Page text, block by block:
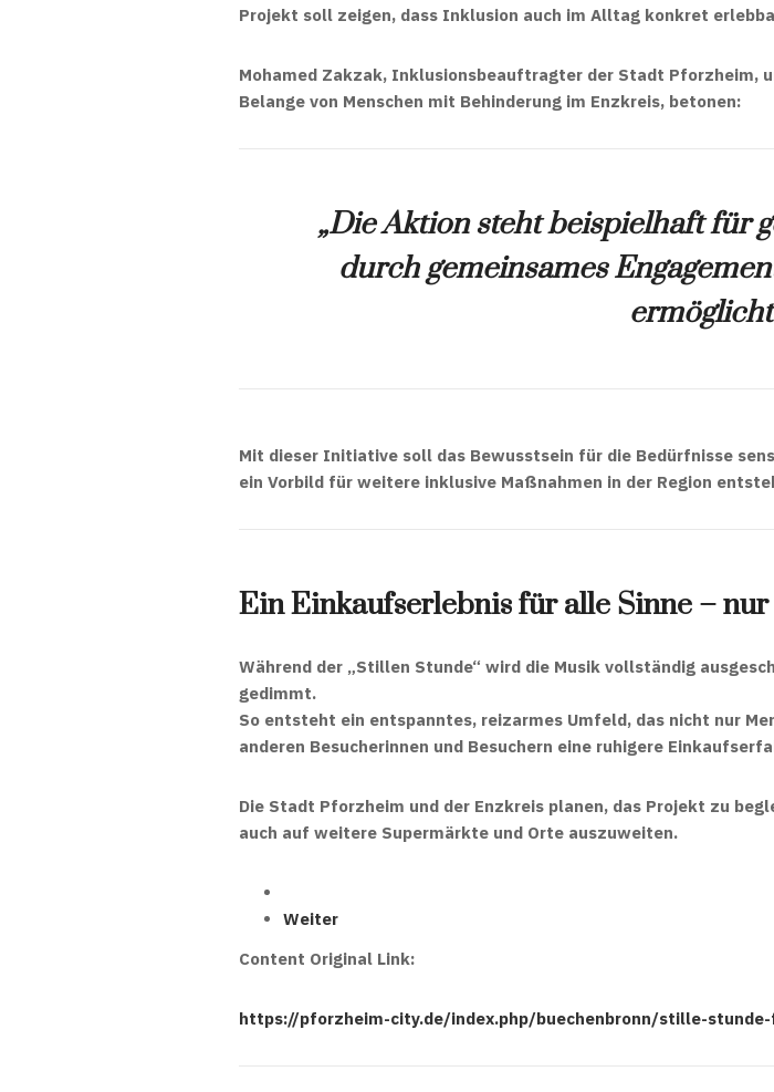
Projekt soll zeigen, dass Inklusion auch im Alltag konkret
Mohamed Zakzak, Inklusionsbeauftragter der Stadt Pforzheim,
Belange von Menschen mit Behinderung im Enzkreis, betonen:
„Die Aktion steht beispielhaft für
durch gemeinsames
Mit dieser Initiative soll das Bewusstsein für die Bedürfnisse
ein Vorbild für weitere inklusive Maßnahmen in der Region
Ein Einkaufserlebnis für alle Sinne –
Während der „Stillen Stunde“ wird die Musik vollständig
gedimmt.
So entsteht ein entspanntes, reizarmes Umfeld, das nicht nur
anderen Besucherinnen und Besuchern eine ruhigere
Die Stadt Pforzheim und der Enzkreis planen, das Projekt zu
auch auf weitere Supermärkte und Orte auszuweiten.
Weiter
Content Original Link:
https://pforzheim-city.de/index.php/buechenbronn/stille-